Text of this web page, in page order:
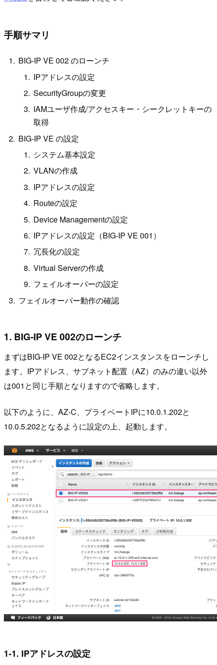
手順サマリ
BIG-IP VE 002 のローンチ
IPアドレスの設定
SecurityGroupの変更
IAMユーザ作成/アクセスキー・シークレットキーの
取得
BIG-IP VE の設定
システム基本設定
VLANの作成
IPアドレスの設定
Routeの設定
Device Managementの設定
IPアドレスの設定（BIG-IP VE 001）
冗長化の設定
Virtual Serverの作成
フェイルオーバーの設定
フェイルオーバー動作の確認
1. BIG-IP VE 002のローンチ
まずはBIG-IP VE 002となるEC2インスタンスをローンチし
ます。IPアドレス、サブネット配置（AZ）のみの違い以外
は001と同じ手順となりますので省略します。
以下のように、AZ-C、プライベートIPに10.0.1.202と
10.0.5.202となるように設定の上、起動します。
1-1. IPアドレスの設定